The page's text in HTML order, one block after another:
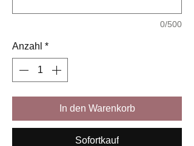
0/500
Anzahl *
In den Warenkorb
Sofortkauf